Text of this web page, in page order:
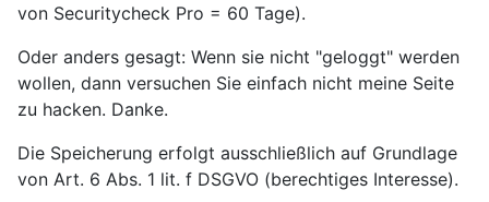
von Securitycheck Pro = 60 Tage).
Oder anders gesagt: Wenn sie nicht "geloggt" werden
wollen, dann versuchen Sie einfach nicht meine Seite
zu hacken. Danke.
Die Speicherung erfolgt ausschließlich auf Grundlage
von Art. 6 Abs. 1 lit. f DSGVO (berechtiges Interesse).